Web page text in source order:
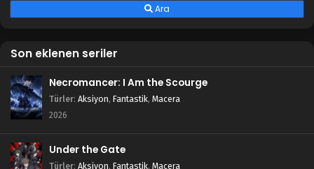
Ara
Son eklenen seriler
Necromancer: I Am the Scourge
Türler: Aksiyon, Fantastik, Macera
2026
Under the Gate
Türler: Aksiyon, Fantastik, Macera